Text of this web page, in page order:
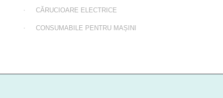
CĂRUCIOARE ELECTRICE
CONSUMABILE PENTRU MAȘINI